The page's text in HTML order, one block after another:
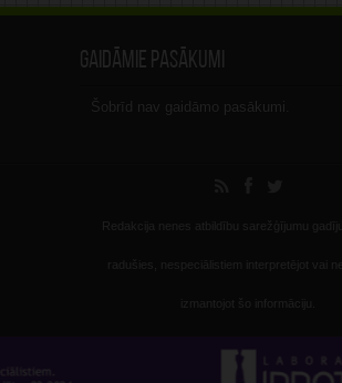
Gaidāmie pasākumi
Šobrīd nav gaidāmo pasākumi.
Redakcija nenes atbildību sarežģījumu